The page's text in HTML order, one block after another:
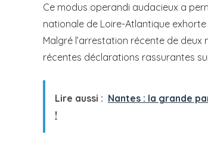
Ce modus operandi audacieux a
nationale de Loire-Atlantique
Malgré l’arrestation récente de deux
récentes déclarations rassurantes
Lire aussi : Nantes : la grande
!